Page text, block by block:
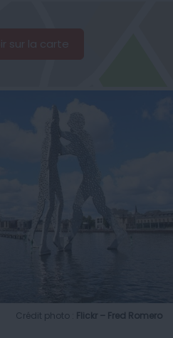
sur la carte
Crédit photo : Flickr – Fred Romero